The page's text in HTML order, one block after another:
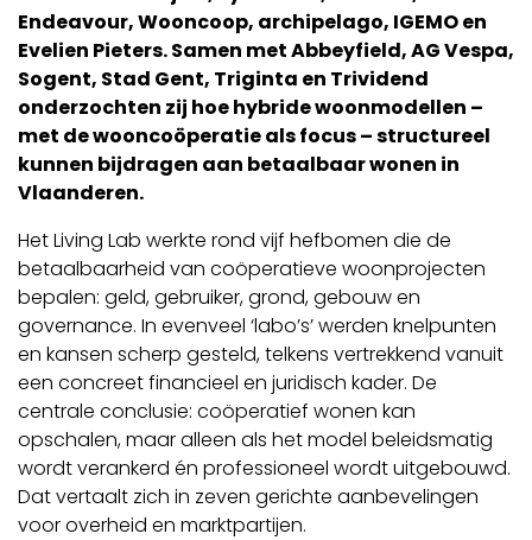
Endeavour, Wooncoop, archipelago, IGEMO en
Evelien Pieters.Samen met Abbeyfield, AG Vespa,
Sogent, Stad Gent, Triginta en Trividend
onderzochten zij hoe hybride woonmodellen –
met de wooncoöperatie als focus – structureel
kunnen bijdragen aan betaalbaar wonen in
Vlaanderen.
Het Living Lab werkte rond vijf hefbomen die de
betaalbaarheid van coöperatieve woonprojecten
bepalen: geld, gebruiker, grond, gebouw en
governance. In evenveel ‘labo’s’ werden knelpunten
en kansen scherp gesteld, telkens vertrekkend vanuit
een concreet financieel en juridisch kader. De
centrale conclusie: coöperatief wonen kan
opschalen, maar alleen als het model beleidsmatig
wordt verankerd én professioneel wordt uitgebouwd.
Dat vertaalt zich in zeven gerichte aanbevelingen
voor overheid en marktpartijen.